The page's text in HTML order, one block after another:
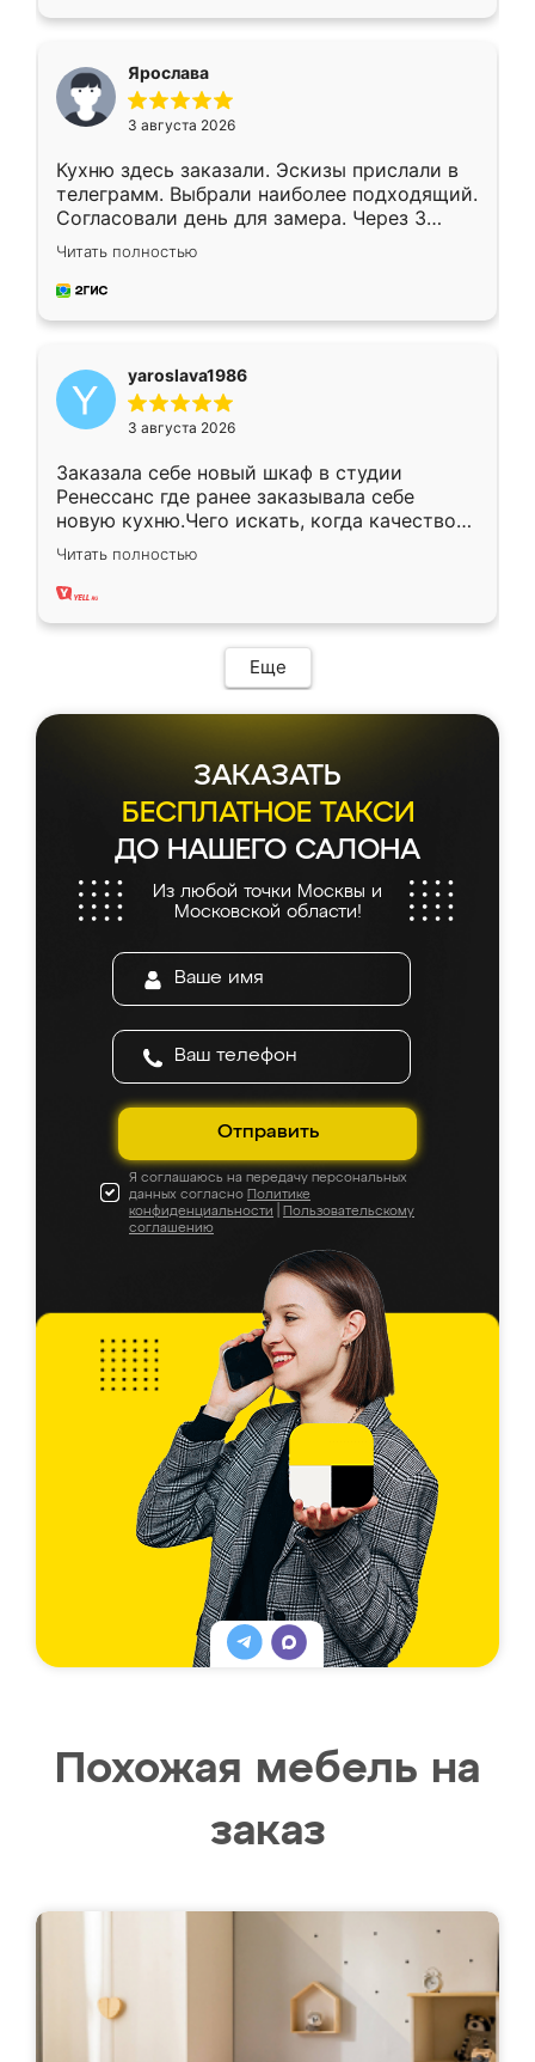
Ярослава
3 августа 2026
Кухню здесь заказали. Эскизы прислали в
телеграмм. Выбрали наиболее подходящий.
Согласовали день для замера. Через 3
недели кухня была уже готова. Остались
довольны работой. Спасибо Ренессанс
мебель за качественную работу!
Читать полностью
yaroslava1986
3 августа 2026
Заказала себе новый шкаф в студии
Ренессанс где ранее заказывала себе
новую кухню.Чего искать, когда качеством
вполне довольна. Служит кухня уже почти
два года, нареканий нет.
Читать полностью
Еще
ЗАКАЗАТЬ
БЕСПЛАТНОЕ ТАКСИ
ДО НАШЕГО САЛОНА
Из любой точки Москвы и
Московской области!
Отправить
Я соглашаюсь на передачу персональных
данных согласно Политике
конфиденциальности
Пользовательскому
соглашению
Похожая мебель на
заказ